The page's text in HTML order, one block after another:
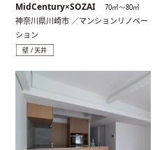
MidCentury×SOZAI 70㎡〜80㎡
神奈川県川崎市 ／マンションリノベー
ション
壁 / 天井